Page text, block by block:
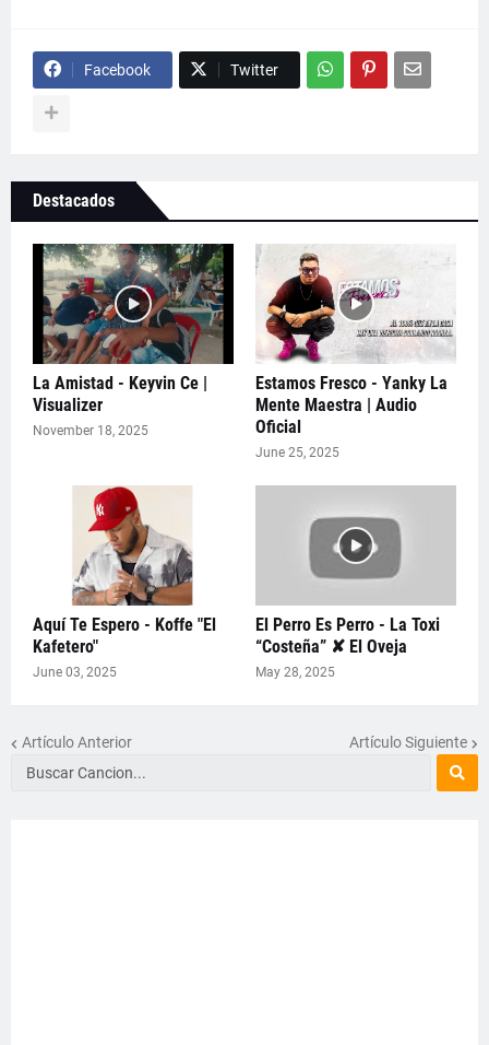
Facebook Twitter
Destacados
La Amistad - Keyvin Ce |
Visualizer
November 18, 2025
Estamos Fresco - Yanky La
Mente Maestra | Audio
Oficial
June 25, 2025
Aquí Te Espero - Koffe "El
Kafetero"
June 03, 2025
El Perro Es Perro - La Toxi
“Costeña” ✘ El Oveja
May 28, 2025
Artículo Anterior Artículo Siguiente